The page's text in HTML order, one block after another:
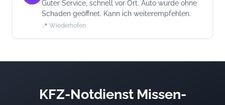
Guter Service, schnell vor Ort. Auto wurde ohne
Schaden geöffnet. Kann ich weiterempfehlen.
📍 Wiederhofen
KFZ-Notdienst Missen-